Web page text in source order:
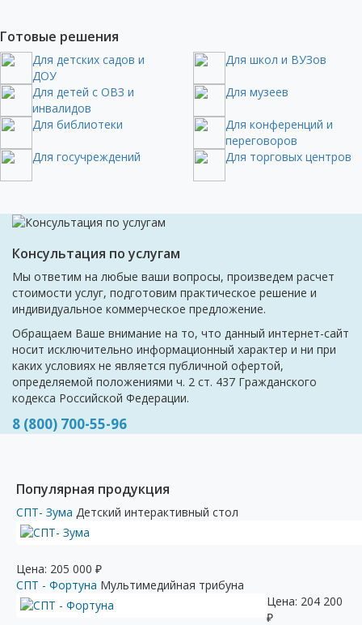
Готовые решения
Для детских садов и
ДОУ
Для школ и ВУЗов
Для детей с ОВЗ и
инвалидов
Для музеев
Для библиотеки
Для конференций и
переговоров
Для госучреждений
Для торговых центров
Консультация по услугам
Мы ответим на любые ваши вопросы, произведем расчет
стоимости услуг, подготовим практическое решение и
индивидуальное коммерческое предложение.
Обращаем Ваше внимание на то, что данный интернет-сайт
носит исключительно информационный характер и ни при
каких условиях не является публичной офертой,
определяемой положениями ч. 2 ст. 437 Гражданского
кодекса Российской Федерации.
8 (800) 700-55-96
Популярная продукция
СПТ- Зума Детский интерактивный стол
Цена: 205 000 ₽
СПТ - Фортуна Мультимедийная трибуна
Цена: 204 200
₽